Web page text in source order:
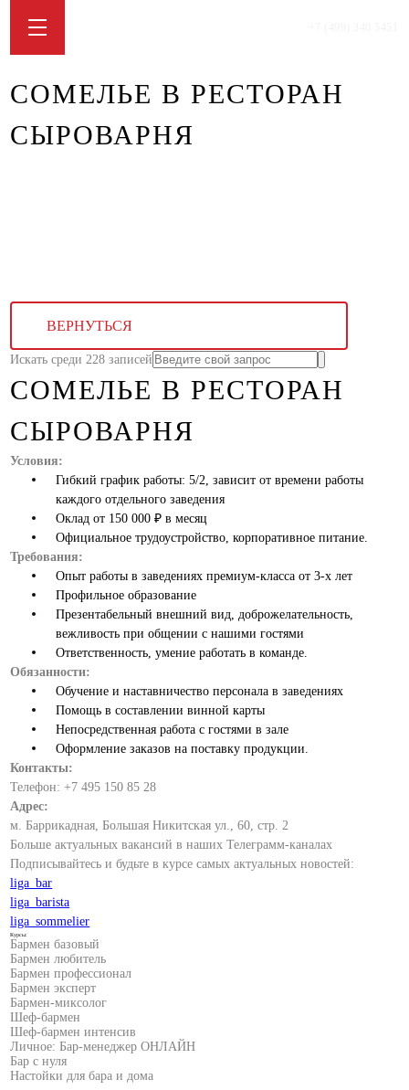
СОМЕЛЬЕ В РЕСТОРАН
СЫРОВАРНЯ
ВЕРНУТЬСЯ
Искать среди 228 записей
СОМЕЛЬЕ В РЕСТОРАН
СЫРОВАРНЯ
Условия:
Гибкий график работы: 5/2, зависит от времени работы
каждого отдельного заведения
Оклад от 150 000 ₽ в месяц
Официальное трудоустройство, корпоративное питание.
Требования:
Опыт работы в заведениях премиум-класса от 3-х лет
Профильное образование
Презентабельный внешний вид, доброжелательность,
вежливость при общении с нашими гостями
Ответственность, умение работать в команде.
Обязанности:
Обучение и наставничество персонала в заведениях
Помощь в составлении винной карты
Непосредственная работа с гостями в зале
Оформление заказов на поставку продукции.
Контакты:
Телефон: +7 495 150 85 28
Адрес:
м. Баррикадная, Большая Никитская ул., 60, стр. 2
Больше актуальных вакансий в наших Телеграмм-каналах
Подписывайтесь и будьте в курсе самых актуальных новостей:
liga_bar
liga_barista
liga_sommelier
Курсы:
Бармен базовый
Бармен любитель
Бармен профессионал
Бармен эксперт
Бармен-миксолог
Шеф-бармен
Шеф-бармен интенсив
Личное: Бар-менеджер ОНЛАЙН
Бар с нуля
Настойки для бара и дома